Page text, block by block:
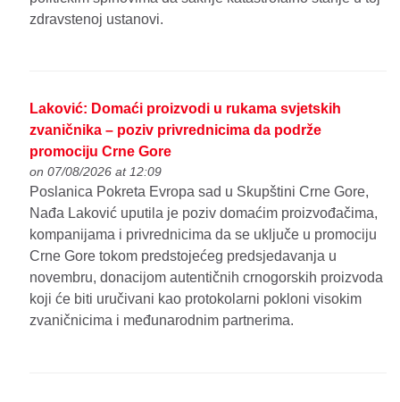
zdravstenoj ustanovi.
Laković: Domaći proizvodi u rukama svjetskih
zvaničnika – poziv privrednicima da podrže
promociju Crne Gore
on 07/08/2026 at 12:09
Poslanica Pokreta Evropa sad u Skupštini Crne Gore,
Nađa Laković uputila je poziv domaćim proizvođačima,
kompanijama i privrednicima da se uključe u promociju
Crne Gore tokom predstojećeg predsjedavanja u
novembru, donacijom autentičnih crnogorskih proizvoda
koji će biti uručivani kao protokolarni pokloni visokim
zvaničnicima i međunarodnim partnerima.